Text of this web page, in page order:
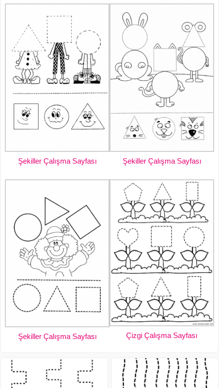
Şekiller Çalışma Sayfası Şekiller Çalışma Sayfası
Şekiller Çalışma Sayfası Çizgi Çalışma Sayfası